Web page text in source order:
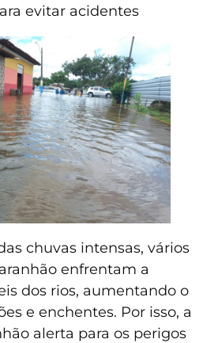
evitar acidentes
chuvas intensas, vários
enfrentam a
dos rios, aumentando o
e enchentes. Por isso, a
alerta para os perigos